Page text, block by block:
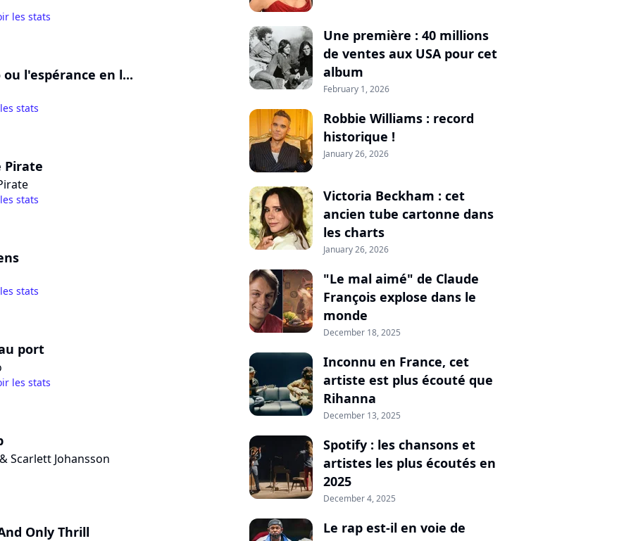
les stats
l'espérance en l...
stats
Pirate
stats
stats
port
les stats
Scarlett Johansson
Only Thrill
Une première : 40 millions
de ventes aux USA pour cet
album
February 1, 2026
Robbie Williams : record
historique !
January 26, 2026
Victoria Beckham : cet
ancien tube cartonne dans
les charts
January 26, 2026
"Le mal aimé" de Claude
François explose dans le
monde
December 18, 2025
Inconnu en France, cet
artiste est plus écouté que
Rihanna
December 13, 2025
Spotify : les chansons et
artistes les plus écoutés en
2025
December 4, 2025
Le rap est-il en voie de